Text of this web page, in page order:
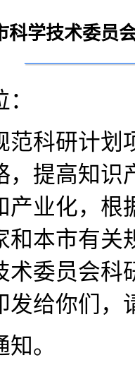
科学技术委员
研计划
，提高知识
产业化，根
和本市有关
术委员会科
发给你们，
。